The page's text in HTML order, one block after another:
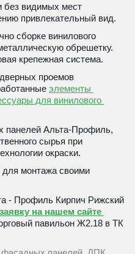
видимых мест
привлекательный вид.
сборке винилового
обрешетку.
крепежная система.
проемов
элементы
для винилового
панелей Альта-Профиль,
сырья при
окраски.
монтажа своими
- Профиль Кирпич Рижский
на нашем сайте
павильон Ж2.18 в ТК